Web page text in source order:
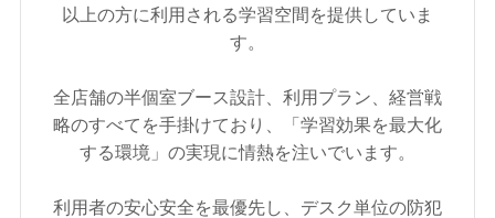
以上の方に利用される学習空間を提供していま
す。
全店舗の半個室ブース設計、利用プラン、経営戦
略のすべてを手掛けており、「学習効果を最大化
する環境」の実現に情熱を注いでいます。
利用者の安心安全を最優先し、デスク単位の防犯